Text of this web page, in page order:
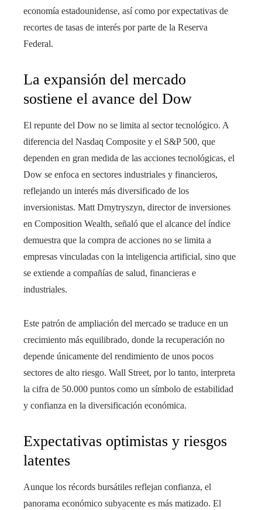
economía estadounidense, así como por expectativas de
recortes de tasas de interés por parte de la Reserva
Federal.
La expansión del mercado
sostiene el avance del Dow
El repunte del Dow no se limita al sector tecnológico. A
diferencia del Nasdaq Composite y el S&P 500, que
dependen en gran medida de las acciones tecnológicas, el
Dow se enfoca en sectores industriales y financieros,
reflejando un interés más diversificado de los
inversionistas. Matt Dmytryszyn, director de inversiones
en Composition Wealth, señaló que el alcance del índice
demuestra que la compra de acciones no se limita a
empresas vinculadas con la inteligencia artificial, sino que
se extiende a compañías de salud, financieras e
industriales.
Este patrón de ampliación del mercado se traduce en un
crecimiento más equilibrado, donde la recuperación no
depende únicamente del rendimiento de unos pocos
sectores de alto riesgo. Wall Street, por lo tanto, interpreta
la cifra de 50.000 puntos como un símbolo de estabilidad
y confianza en la diversificación económica.
Expectativas optimistas y riesgos
latentes
Aunque los récords bursátiles reflejan confianza, el
panorama económico subyacente es más matizado. El